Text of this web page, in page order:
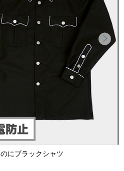
にブラックシャツ